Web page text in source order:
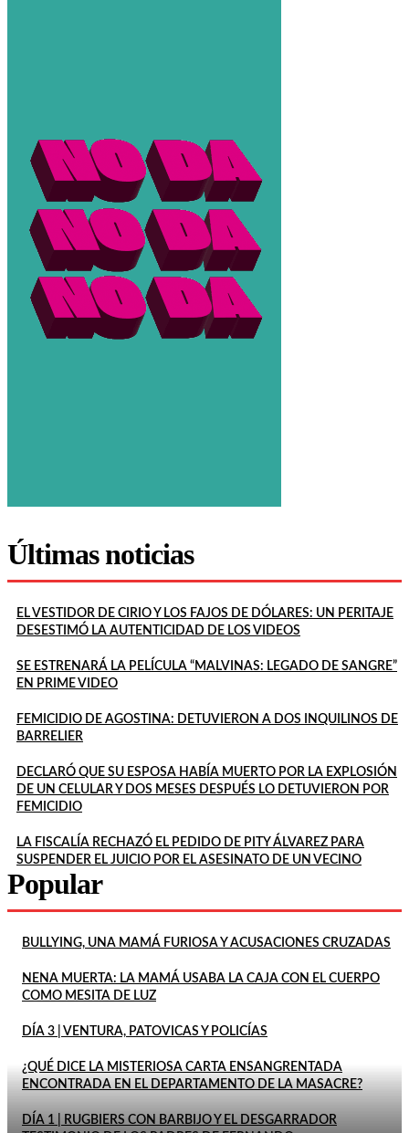
Últimas noticias
EL VESTIDOR DE CIRIO Y LOS FAJOS DE DÓLARES: UN PERITAJE
DESESTIMÓ LA AUTENTICIDAD DE LOS VIDEOS
SE ESTRENARÁ LA PELÍCULA “MALVINAS: LEGADO DE SANGRE”
EN PRIME VIDEO
FEMICIDIO DE AGOSTINA: DETUVIERON A DOS INQUILINOS DE
BARRELIER
DECLARÓ QUE SU ESPOSA HABÍA MUERTO POR LA EXPLOSIÓN
DE UN CELULAR Y DOS MESES DESPUÉS LO DETUVIERON POR
FEMICIDIO
LA FISCALÍA RECHAZÓ EL PEDIDO DE PITY ÁLVAREZ PARA
SUSPENDER EL JUICIO POR EL ASESINATO DE UN VECINO
Popular
BULLYING, UNA MAMÁ FURIOSA Y ACUSACIONES CRUZADAS
NENA MUERTA: LA MAMÁ USABA LA CAJA CON EL CUERPO
COMO MESITA DE LUZ
DÍA 3 | VENTURA, PATOVICAS Y POLICÍAS
¿QUÉ DICE LA MISTERIOSA CARTA ENSANGRENTADA
ENCONTRADA EN EL DEPARTAMENTO DE LA MASACRE?
DÍA 1 | RUGBIERS CON BARBIJO Y EL DESGARRADOR